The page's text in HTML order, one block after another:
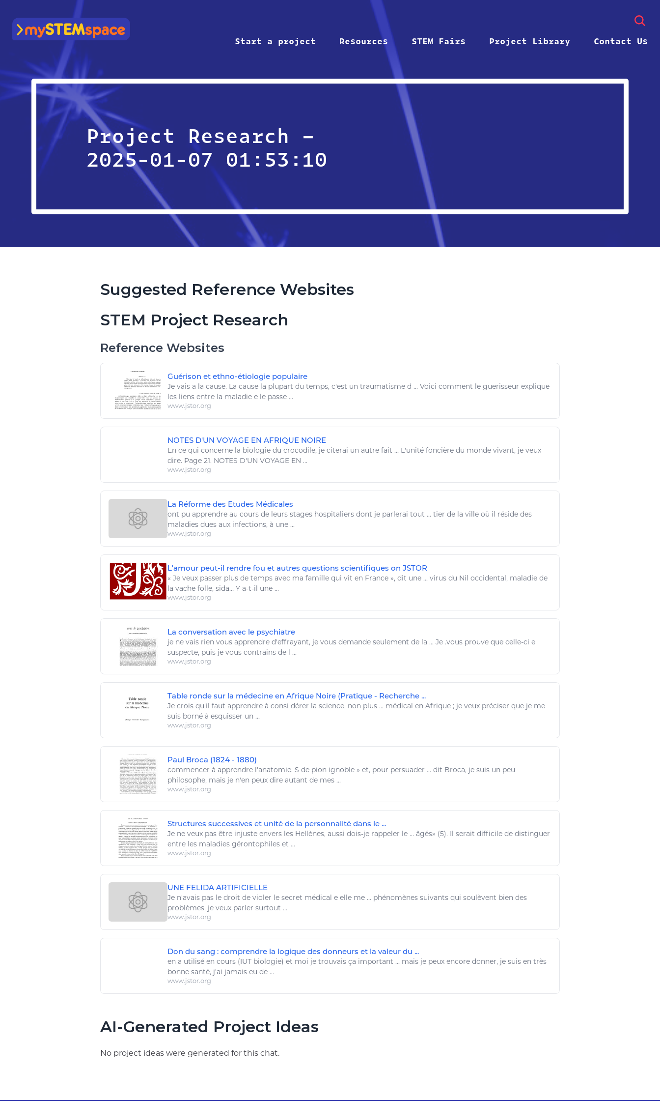
mySTEMspace
Start a project
Resources STEM Fairs Project Library Contact Us
Project Research –
2025-01-07 01:53:10
Suggested Reference Websites
STEM Project Research
Reference Websites
Guérison et ethno-étiologie populaire
Je vais a la cause. La cause la plupart du temps, c'est un traumatisme d ... Voici comment le guerisseur explique
les liens entre la maladie e le passe ...
www.jstor.org
NOTES D'UN VOYAGE EN AFRIQUE NOIRE
En ce qui concerne la biologie du crocodile, je citerai un autre fait ... L'unité foncière du monde vivant, je veux
dire. Page 21. NOTES D'UN VOYAGE EN ...
www.jstor.org
La Réforme des Etudes Médicales
ont pu apprendre au cours de leurs stages hospitaliers dont je parlerai tout ... tier de la ville où il réside des
maladies dues aux infections, à une ...
www.jstor.org
L'amour peut-il rendre fou et autres questions scientifiques on JSTOR
« Je veux passer plus de temps avec ma famille qui vit en France », dit une ... virus du Nil occidental, maladie de
la vache folle, sida… Y a-t-il une ...
www.jstor.org
La conversation avec le psychiatre
je ne vais rien vous apprendre d'effrayant, je vous demande seulement de la ... Je .vous prouve que celle-ci e
suspecte, puis je vous contrains de l ...
www.jstor.org
Table ronde sur la médecine en Afrique Noire (Pratique - Recherche ...
Je crois qu'il faut apprendre à consi dérer la science, non plus ... médical en Afrique ; je veux préciser que je me
suis borné à esquisser un ...
www.jstor.org
Paul Broca (1824 - 1880)
commencer à apprendre l'anatomie. S de pion ignoble » et, pour persuader ... dit Broca, je suis un peu
philosophe, mais je n'en peux dire autant de mes ...
www.jstor.org
Structures successives et unité de la personnalité dans le ...
Je ne veux pas être injuste envers les Hellènes, aussi dois-je rappeler le ... âgés» (5). Il serait difficile de distinguer
entre les maladies gérontophiles et ...
www.jstor.org
UNE FELIDA ARTIFICIELLE
Je n'avais pas le droit de violer le secret médical e elle me ... phénomènes suivants qui soulèvent bien des
problèmes, je veux parler surtout ...
www.jstor.org
Don du sang : comprendre la logique des donneurs et la valeur du ...
en a utilisé en cours (IUT biologie) et moi je trouvais ça important ... mais je peux encore donner, je suis en très
bonne santé, j'ai jamais eu de ...
www.jstor.org
AI-Generated Project Ideas
No project ideas were generated for this chat.